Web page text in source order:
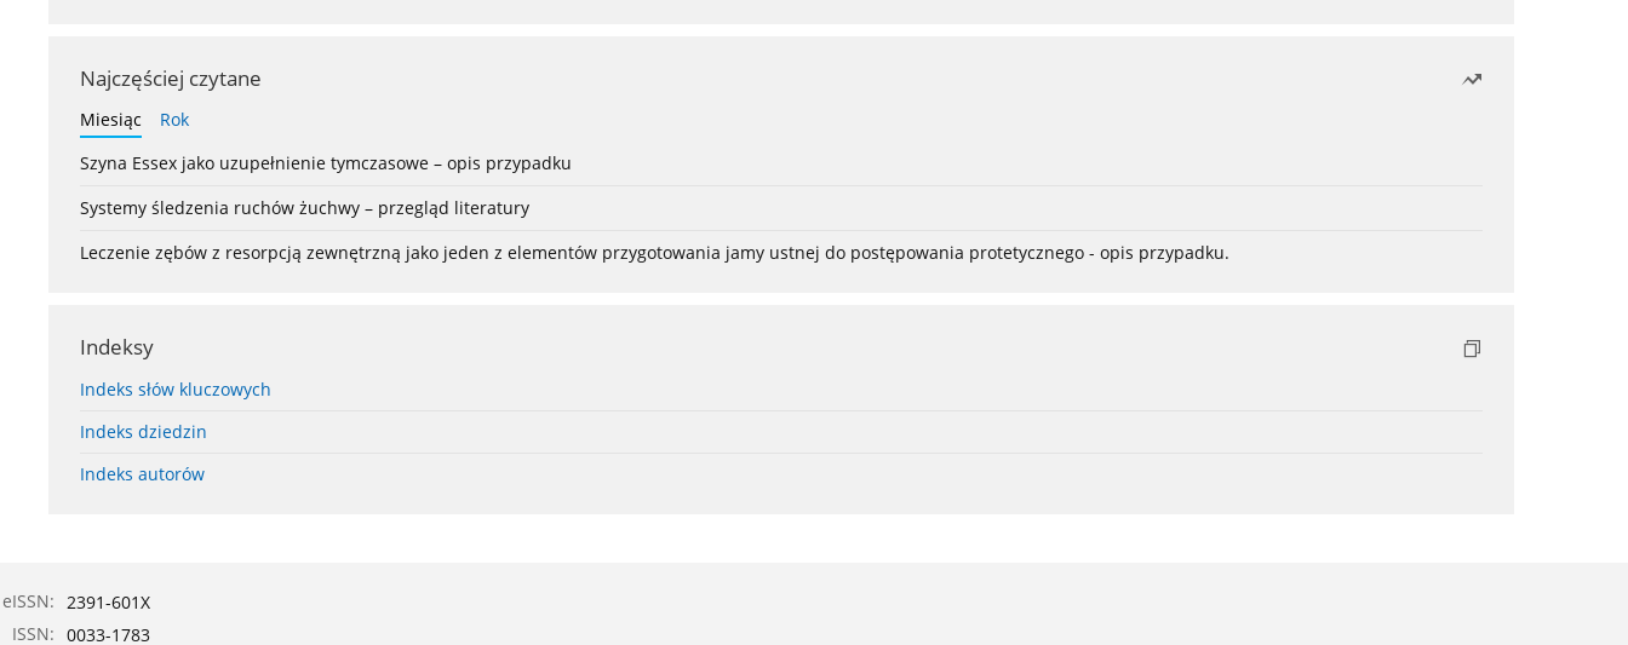
Najczęściej czytane
Miesiąc
Rok
Szyna Essex jako uzupełnienie tymczasowe – opis przypadku
Systemy śledzenia ruchów żuchwy – przegląd literatury
Leczenie zębów z resorpcją zewnętrzną jako jeden z elementów przygotowania jamy ustnej do postępowania protetycznego - opis przypadku.
Indeksy
Indeks słów kluczowych
Indeks dziedzin
Indeks autorów
eISSN: 2391-601X
ISSN: 0033-1783